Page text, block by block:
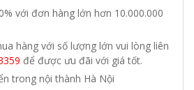
với đơn hàng lớn hơn 10.000.000
hàng với số lượng lớn vui lòng liên
để được ưu đãi với giá tốt.
trong nội thành Hà Nội